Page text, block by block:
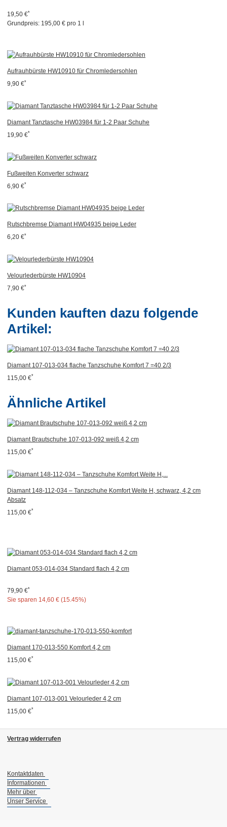
19,50 €*
Grundpreis: 195,00 € pro 1 l
Aufrauhbürste HW10910 für Chromledersohlen
9,90 €*
Diamant Tanztasche HW03984 für 1-2 Paar Schuhe
19,90 €*
Fußweiten Konverter schwarz
6,90 €*
Rutschbremse Diamant HW04935 beige Leder
6,20 €*
Velourlederbürste HW10904
7,90 €*
Kunden kauften dazu folgende
Artikel:
Diamant 107-013-034 flache Tanzschuhe Komfort 7 =40 2/3
115,00 €*
Ähnliche Artikel
Diamant Brautschuhe 107-013-092 weiß 4,2 cm
115,00 €*
Diamant 148-112-034 – Tanzschuhe Komfort Weite H, schwarz, 4,2 cm
Absatz
115,00 €*
Diamant 053-014-034 Standard flach 4,2 cm
79,90 €*
Sie sparen 14,60 € (15.45%)
Diamant 170-013-550 Komfort 4,2 cm
115,00 €*
Diamant 107-013-001 Velourleder 4,2 cm
115,00 €*
Vertrag widerrufen
Kontaktdaten
Informationen
Mehr über
Unser Service